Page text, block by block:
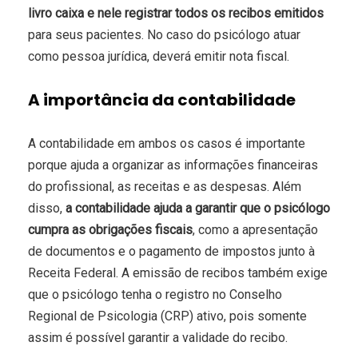
livro caixa e nele registrar todos os recibos emitidos
para seus pacientes. No caso do psicólogo atuar
como pessoa jurídica, deverá emitir nota fiscal.
A importância da contabilidade
A contabilidade em ambos os casos é importante
porque ajuda a organizar as informações financeiras
do profissional, as receitas e as despesas. Além
disso, a contabilidade ajuda a garantir que o psicólogo
cumpra as obrigações fiscais, como a apresentação
de documentos e o pagamento de impostos junto à
Receita Federal. A emissão de recibos também exige
que o psicólogo tenha o registro no Conselho
Regional de Psicologia (CRP) ativo, pois somente
assim é possível garantir a validade do recibo.